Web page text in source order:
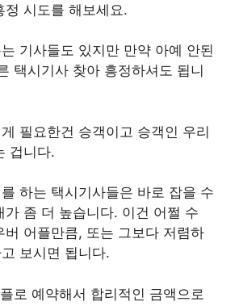
정 시도를 해보세요.
기사들도 있지만 만약 아예 안된
택시기사 찾아 흥정하셔도 됩니
필요한건 승객이고 승객인 우리
겁니다.
하는 택시기사들은 바로 잡을 수
가 좀 더 높습니다. 이건 어쩔 수
버 어플만큼, 또는 그보다 저렴하
보시면 됩니다.
로 예약해서 합리적인 금액으로